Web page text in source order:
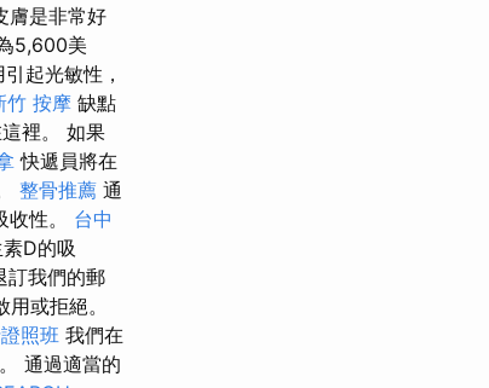
膚是非常好
5,600美
起光敏性，
竹 按摩 缺點
裡。 如果
快遞員將在
整骨推薦 通
性。 台中
D的吸
訂我們的郵
或拒絕。
照班 我們在
通過適當的